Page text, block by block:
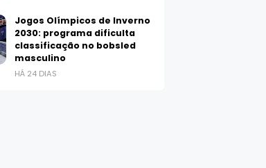
Jogos Olímpicos de Inverno
2030: programa dificulta
classificação no bobsled
masculino
HÁ 24 DIAS